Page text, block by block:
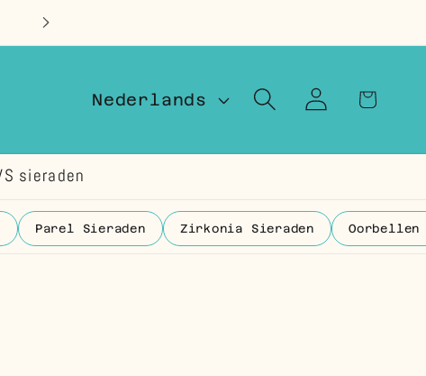
a
l
Nederlands Inloggen
sieraden
Parel Sieraden Zirkonia Sieraden Oorbellen